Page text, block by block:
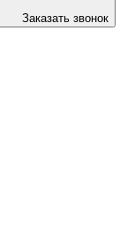
Заказать звонок